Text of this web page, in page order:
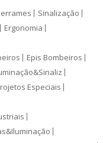
Sinalização
Ergonomia
Epis Bombeiros
Especiais